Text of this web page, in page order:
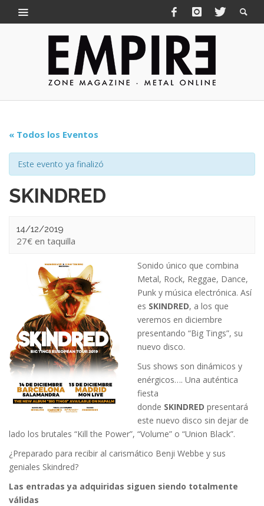
« Todos los Eventos
Este evento ya finalizó
SKINDRED
14/12/2019
27€
Sonido único que combina
Metal, Rock, Reggae, Dance,
Punk y música electrónica. Así
es SKINDRED, a los que
veremos en diciembre
presentando “Big Tings”, su
nuevo disco.
Sus shows son dinámicos y
enérgicos…. Una auténtica
fiesta
donde SKINDRED presentará
este nuevo disco sin dejar de
lado los brutales “Kill the Power”, “Volume” o “Union Black”.
¿Preparado para recibir al carismático Benji Webbe y sus
geniales Skindred?
Las entradas ya adquiridas siguen siendo totalmente
válidas